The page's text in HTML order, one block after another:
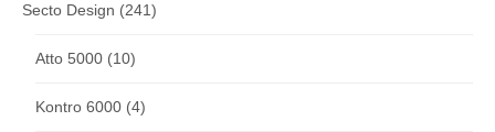
Secto Design (241)
Atto 5000 (10)
Kontro 6000 (4)